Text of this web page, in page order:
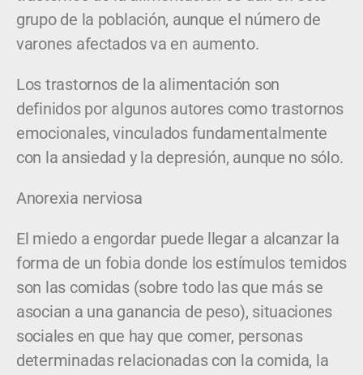
grupo de la población, aunque el número de
varones afectados va en aumento.
Los trastornos de la alimentación son
definidos por algunos autores como trastornos
emocionales, vinculados fundamentalmente
con la ansiedad y la depresión, aunque no sólo.
Anorexia nerviosa
El miedo a engordar puede llegar a alcanzar la
forma de un fobia donde los estímulos temidos
son las comidas (sobre todo las que más se
asocian a una ganancia de peso), situaciones
sociales en que hay que comer, personas
determinadas relacionadas con la comida, la